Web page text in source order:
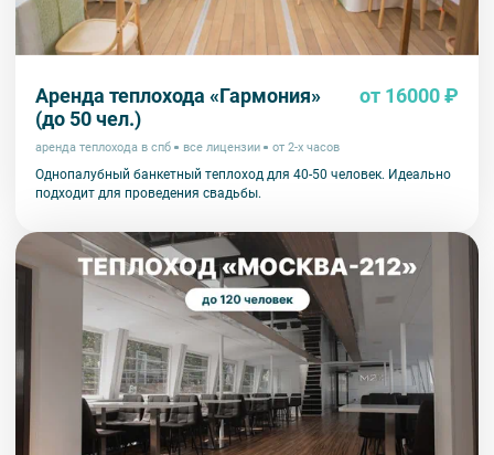
Аренда теплохода «Гармония»
(до 50 чел.)
от 16000 ₽
аренда теплохода в спб все лицензии от 2-х часов
Однопалубный банкетный теплоход для 40-50 человек. Идеально
подходит для проведения свадьбы.